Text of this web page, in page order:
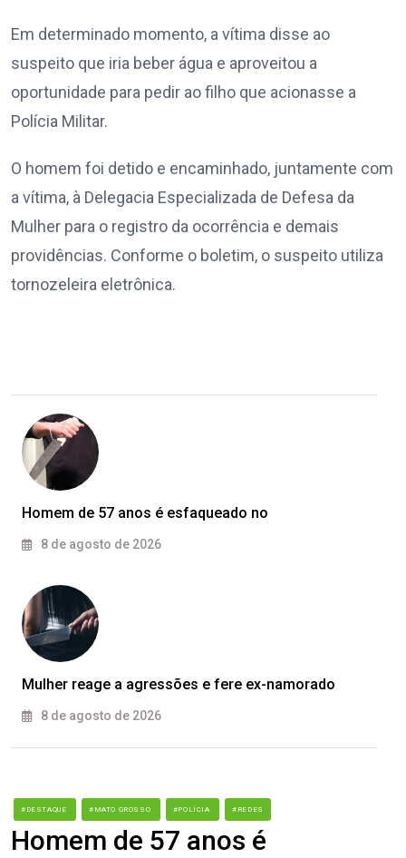
Em determinado momento, a vítima disse ao
suspeito que iria beber água e aproveitou a
oportunidade para pedir ao filho que acionasse a
Polícia Militar.
O homem foi detido e encaminhado, juntamente com
a vítima, à Delegacia Especializada de Defesa da
Mulher para o registro da ocorrência e demais
providências. Conforme o boletim, o suspeito utiliza
tornozeleira eletrônica.
Homem de 57 anos é esfaqueado no
8 de agosto de 2026
Mulher reage a agressões e fere ex-namorado
8 de agosto de 2026
#DESTAQUE #MATO GROSSO #POLÍCIA #REDES
Homem de 57 anos é